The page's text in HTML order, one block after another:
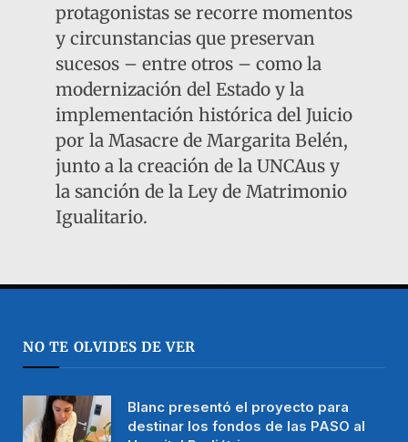
protagonistas se recorre momentos
y circunstancias que preservan
sucesos – entre otros – como la
modernización del Estado y la
implementación histórica del Juicio
por la Masacre de Margarita Belén,
junto a la creación de la UNCAus y
la sanción de la Ley de Matrimonio
Igualitario.
NO TE OLVIDES DE VER
Blanc presentó el proyecto para
destinar los fondos de las PASO al